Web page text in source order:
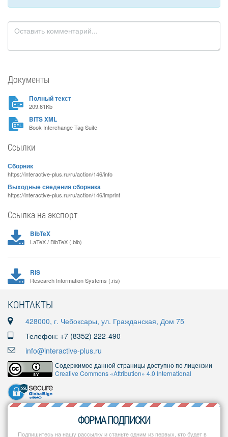
Документы
Полный текст
209.61Kb
BITS XML
Book Interchange Tag Suite
Ссылки
Сборник
https://interactive-plus.ru/ru/action/146/info
Выходные сведения сборника
https://interactive-plus.ru/ru/action/146/imprint
Ссылка на экспорт
BibTeX
LaTeX / BibTeX (.bib)
RIS
Research Information Systems (.ris)
КОНТАКТЫ
428000, г. Чебоксары, ул. Гражданская, Дом 75
Телефон: +7 (8352) 222-490
info@interactive-plus.ru
Содержимое данной страницы доступно по лицензии
Creative Commons «Attribution» 4.0 International
ФОРМА ПОДПИСКИ
Подпишитесь на нашу рассылку и станьте одним из первых, кто будет в